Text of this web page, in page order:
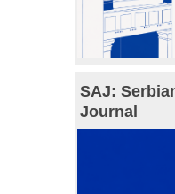
SAJ:
Journal